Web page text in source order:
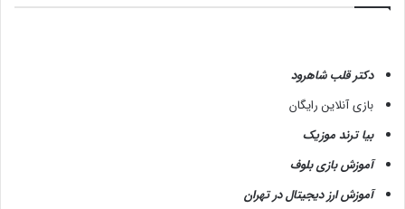
دکتر قلب شاهرود
بازی آنلاین رایگان
بیا ترند موزیک
آموزش بازی بلوف
آموزش ارز دیجیتال در تهران